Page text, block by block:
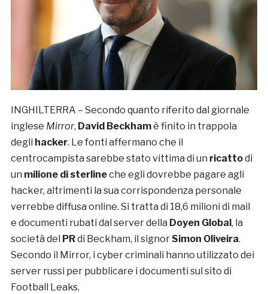
INGHILTERRA – Secondo quanto riferito dal giornale
inglese Mirror, David Beckhamè finito in trappola
degli hacker. Le fonti affermano che il
centrocampista sarebbe stato vittima di un ricattodi
un milione di sterlineche egli dovrebbe pagare agli
hacker, altrimenti la sua corrispondenza personale
verrebbe diffusa online. Si tratta di 18,6 milioni di mail
e documenti rubati dal server della Doyen Global , la
società del PRdi Beckham, il signorSimon Oliveira.
Secondo il Mirror, i cyber criminali hanno utilizzato dei
server russi per pubblicare i documenti sul sito di
Football Leaks.